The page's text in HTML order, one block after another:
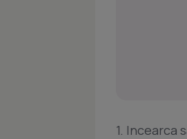
1. Incearca